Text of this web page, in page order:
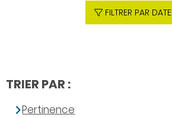
FILTRER PAR DATE
TRIER PAR :
Pertinence